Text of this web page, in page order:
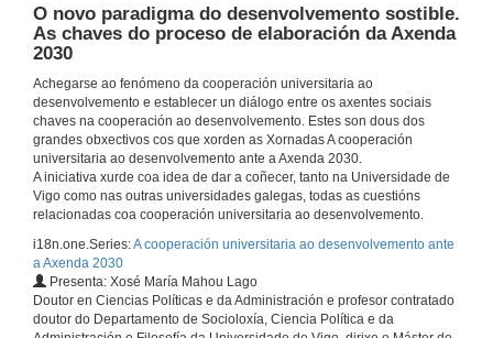
O novo paradigma do desenvolvemento sostible.
As chaves do proceso de elaboración da Axenda
2030
Achegarse ao fenómeno da cooperación universitaria ao
desenvolvemento e establecer un diálogo entre os axentes sociais
chaves na cooperación ao desenvolvemento. Estes son dous dos
grandes obxectivos cos que xorden as Xornadas A cooperación
universitaria ao desenvolvemento ante a Axenda 2030.
A iniciativa xurde coa idea de dar a coñecer, tanto na Universidade de
Vigo como nas outras universidades galegas, todas as cuestións
relacionadas coa cooperación universitaria ao desenvolvemento.
i18n.one.Series:A cooperación universitaria ao desenvolvemento ante
a Axenda 2030
Presenta: Xosé María Mahou Lago
Doutor en Ciencias Políticas e da Administración e profesor contratado
doutor do Departamento de Socioloxía, Ciencia Política e da
20 de nov. de 2018
20 de nov. de 2018
20 de nov. de 2018
20 de nov. de 2018